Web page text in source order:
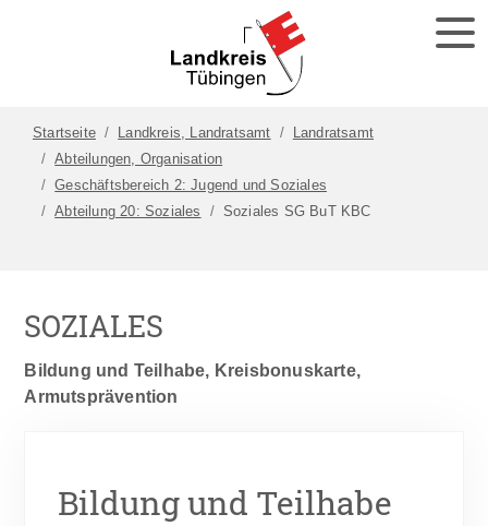
Startseite Landkreis, Landratsamt
Landratsamt
Abteilungen, Organisation
Geschäftsbereich 2: Jugend und Soziales
Abteilung 20: Soziales
Soziales SG BuT KBC
SOZIALES
Bildung und Teilhabe, Kreisbonuskarte,
Armutsprävention
Bildung und Teilhabe